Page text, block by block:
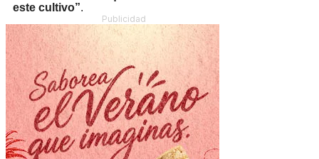
este cultivo”.
Publicidad